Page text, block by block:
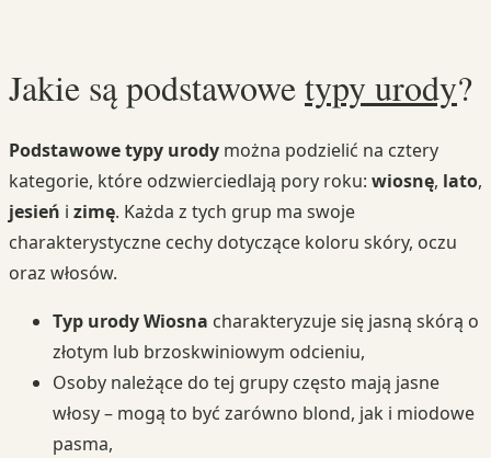
Jakie są podstawowetypy urody?
Podstawowe typy urody można podzielić na cztery
kategorie, które odzwierciedlają pory roku: wiosnę, lato,
jesień i zimę. Każda z tych grup ma swoje
charakterystyczne cechy dotyczące koloru skóry, oczu
oraz włosów.
Typ urody Wiosna charakteryzuje się jasną skórą o
złotym lub brzoskwiniowym odcieniu,
Osoby należące do tej grupy często mają jasne
włosy – mogą to być zarówno blond, jak i miodowe
pasma,